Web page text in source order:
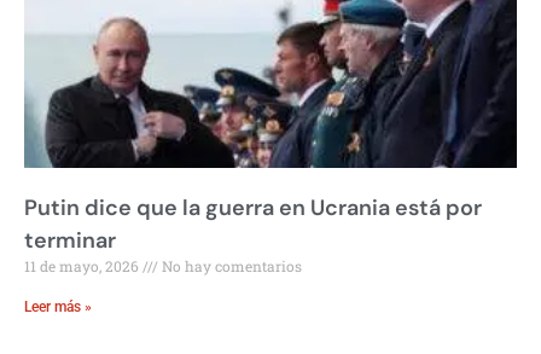
Putin dice que la guerra en Ucrania está por
terminar
11 de mayo, 2026 No hay comentarios
Leer más »